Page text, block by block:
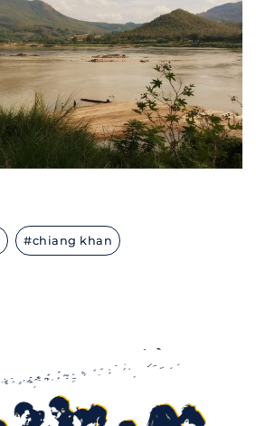
#chiang khan